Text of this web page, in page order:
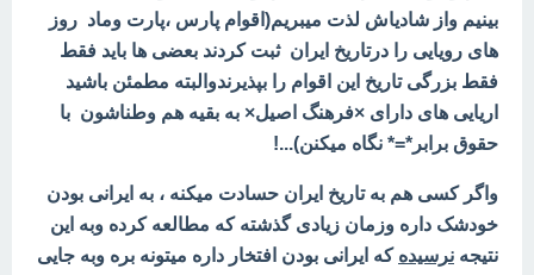
بینیم واز شادیاش لذت میبریم(اقوام پارس ،پارت وماد روز
های رویایی را درتاریخ ایران ثبت کردند بعضی ها باید فقط
فقط بزرگی تاریخ این اقوام را بپذیرندوالبته مطمئن باشید
اریایی های دارای ×فرهنگ اصیل× به بقیه هم وطناشون با
حقوق برابر*=* نگاه میکنن)...!
واگر کسی هم به تاریخ ایران حسادت میکنه ، به ایرانی بودن
خودشک داره وزمان زیادی گذشته که مطالعه کرده وبه این
نتیجه نرسیده که ایرانی بودن افتخار داره میتونه بره وبه جایی